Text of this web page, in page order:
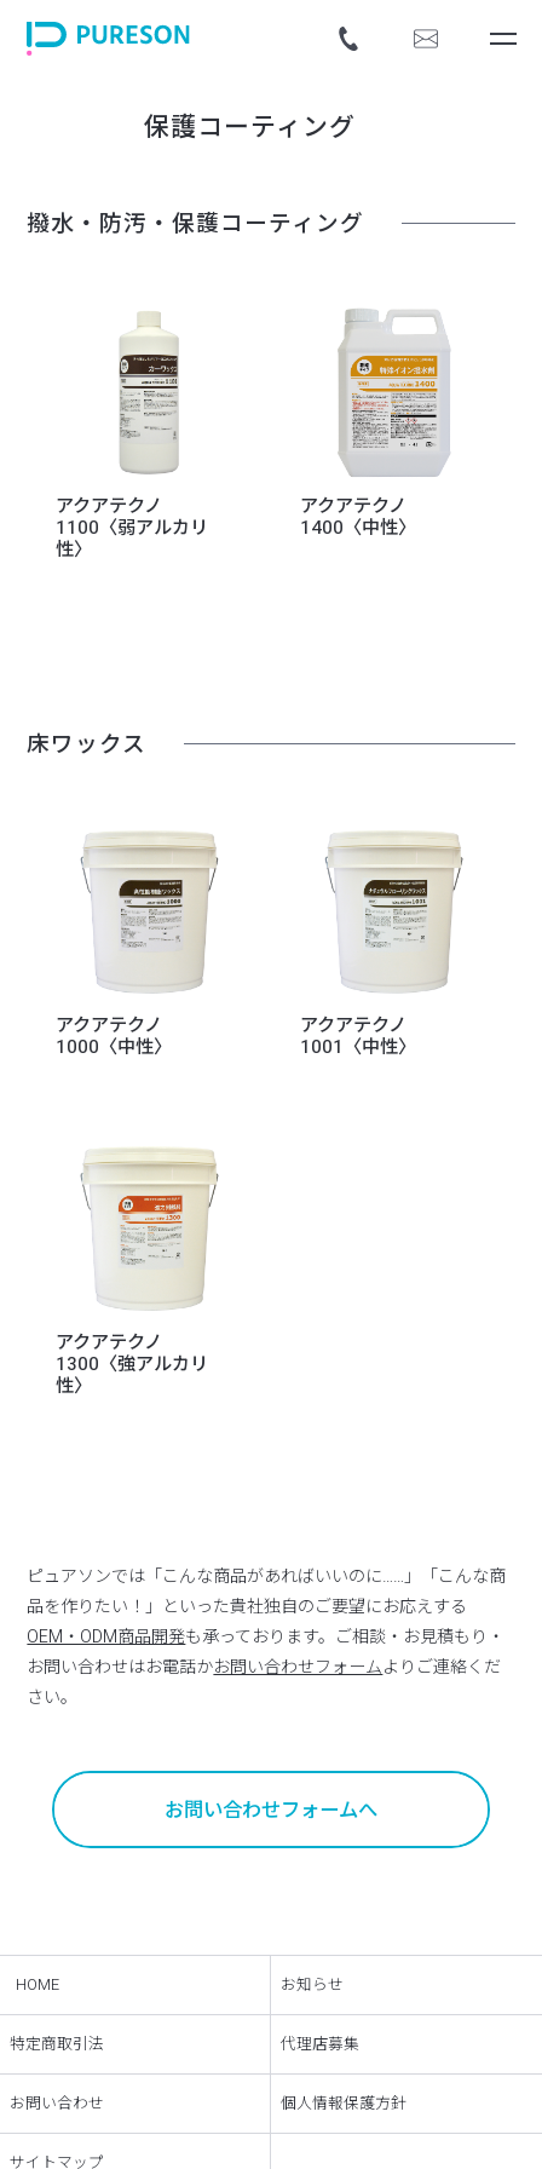
保護コーティング
撥水・防汚・保護コーティング
アクアテクノ
1100〈弱アルカリ
性〉
アクアテクノ
1400〈中性〉
床ワックス
アクアテクノ
1000〈中性〉
アクアテクノ
1001〈中性〉
アクアテクノ
1300〈強アルカリ
性〉
ピュアソンでは「こんな商品があればいいのに……」「こんな商
品を作りたい！」といった貴社独自のご要望にお応えする
OEM・ODM商品開発も承っております。ご相談・お見積もり・
お問い合わせはお電話かお問い合わせフォームよりご連絡くだ
さい。
お問い合わせフォームへ
HOME お知らせ
特定商取引法 代理店募集
お問い合わせ 個人情報保護方針
サイトマップ